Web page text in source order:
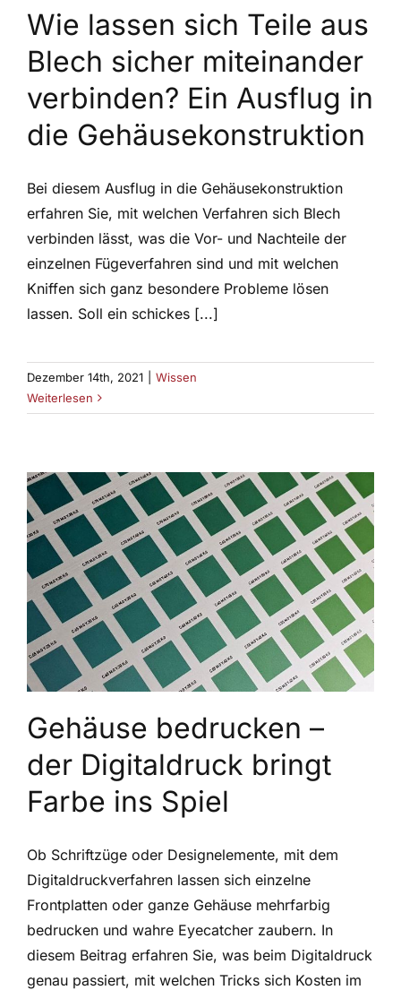
Wie lassen sich Teile aus
Blech sicher miteinander
verbinden? Ein Ausflug in
die Gehäusekonstruktion
Bei diesem Ausflug in die Gehäusekonstruktion
erfahren Sie, mit welchen Verfahren sich Blech
verbinden lässt, was die Vor- und Nachteile der
einzelnen Fügeverfahren sind und mit welchen
Kniffen sich ganz besondere Probleme lösen
lassen. Soll ein schickes [...]
Dezember 14th, 2021
Wissen
Weiterlesen
Gehäuse bedrucken –
der Digitaldruck bringt
Farbe ins Spiel
Ob Schriftzüge oder Designelemente, mit dem
Digitaldruckverfahren lassen sich einzelne
Frontplatten oder ganze Gehäuse mehrfarbig
bedrucken und wahre Eyecatcher zaubern. In
diesem Beitrag erfahren Sie, was beim Digitaldruck
genau passiert, mit welchen Tricks sich Kosten im